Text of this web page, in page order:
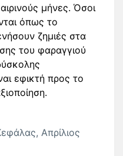
μήνες. Όσοι
όπως το
ζημιές στα
του φαραγγιού
εφικτή προς το
Απρίλιος